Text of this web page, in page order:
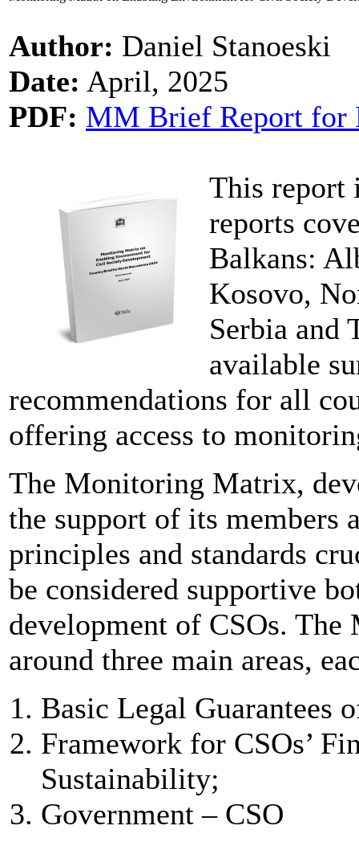
Author: Daniel Stanoeski
Date: April, 2025
PDF: MM Brief Report for
This report
reports
Balkans:
Kosovo,
Serbia and
available
recommendations for all
offering access to
The Monitoring Matrix,
the support of its members
principles and standards
be considered supportive
development of CSOs.
around three main areas,
Basic Legal Guarantees
Framework for CSOs’
Sustainability;
Government – CSO